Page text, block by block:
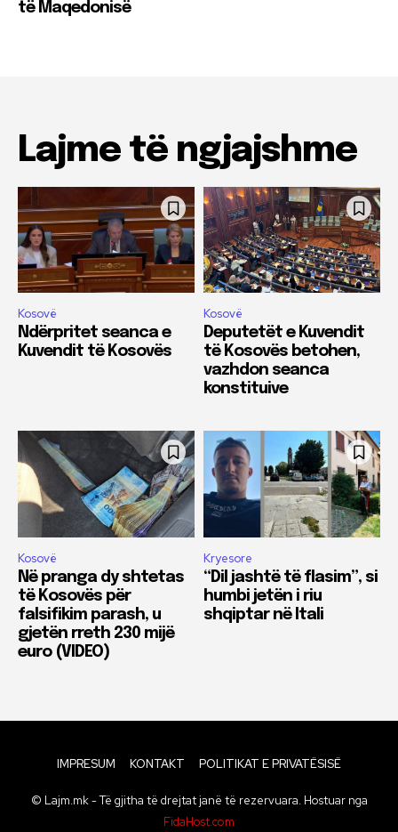
të Maqedonisë
Lajme të ngjajshme
Kosovë
Ndërpritet seanca e
Kuvendit të Kosovës
Kosovë
Deputetët e Kuvendit
të Kosovës betohen,
vazhdon seanca
konstituive
Kosovë
Në pranga dy shtetas
të Kosovës për
falsifikim parash, u
gjetën rreth 230 mijë
euro (VIDEO)
Kryesore
“Dil jashtë të flasim”, si
humbi jetën i riu
shqiptar në Itali
IMPRESUM KONTAKT POLITIKAT E PRIVATËSISË
© Lajm.mk - Të gjitha të drejtat janë të rezervuara. Hostuar nga
FidaHost.com